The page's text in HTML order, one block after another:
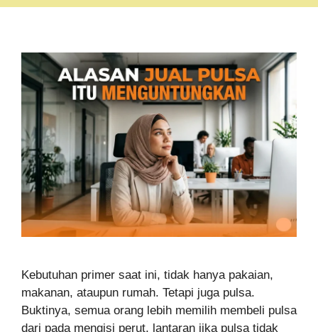
Kebutuhan primer saat ini, tidak hanya pakaian,
makanan, ataupun rumah. Tetapi juga pulsa.
Buktinya, semua orang lebih memilih membeli pulsa
dari pada mengisi perut, lantaran jika pulsa tidak